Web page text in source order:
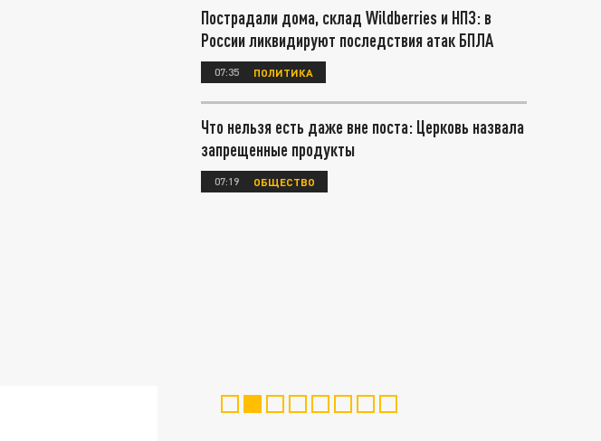
Пострадали дома, склад Wildberries и НПЗ: в
России ликвидируют последствия атак БПЛА
07:35 ПОЛИТИКА
Что нельзя есть даже вне поста: Церковь назвала
запрещенные продукты
07:19 ОБЩЕСТВО